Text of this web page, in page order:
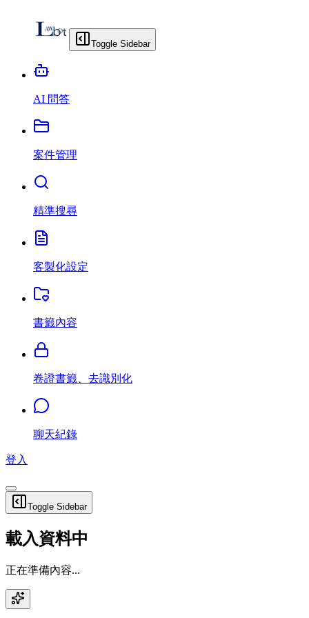
Toggle Sidebar
AI 問答
案件管理
精準搜尋
客製化設定
書籤內容
卷證書籤、去識別化
聊天紀錄
登入
Toggle Sidebar
載入資料中
正在準備內容...